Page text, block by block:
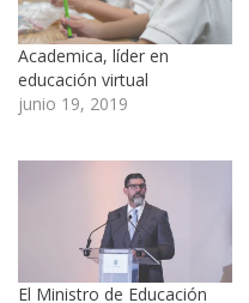
Academica, líder en
educación virtual
junio 19, 2019
El Ministro de Educación